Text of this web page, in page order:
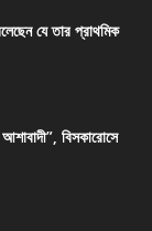
যে তার প্রাথমিক
বিসকারোসে